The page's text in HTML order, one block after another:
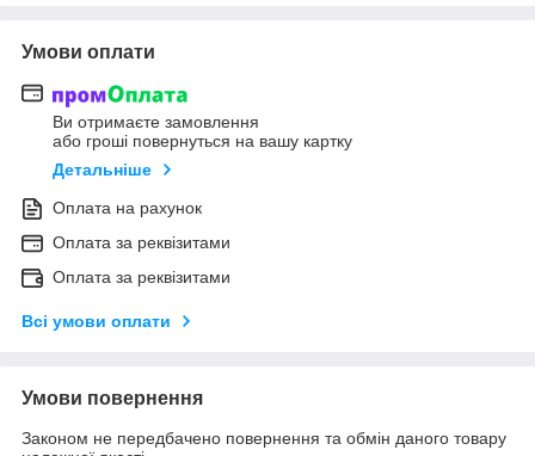
Умови оплати
Ви отримаєте замовлення
або гроші повернуться на вашу картку
Детальніше
Оплата на рахунок
Оплата за реквізитами
Оплата за реквізитами
Всі умови оплати
Умови повернення
Законом не передбачено повернення та обмін даного товару